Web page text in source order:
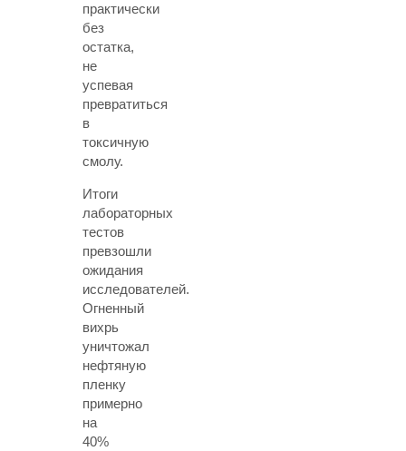
практически
без
остатка,
не
успевая
превратиться
в
токсичную
смолу.
Итоги
лабораторных
тестов
превзошли
ожидания
исследователей.
Огненный
вихрь
уничтожал
нефтяную
пленку
примерно
на
40%